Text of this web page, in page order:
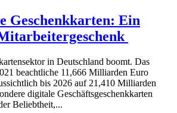
Geschenkkarten: Ein
in Deutschland boomt. Das
beachtliche 11,666 Milliarden Euro
bis 2026 auf 21,410 Milliarden
digitale Geschäftsgeschenkkarten
Beliebtheit,...